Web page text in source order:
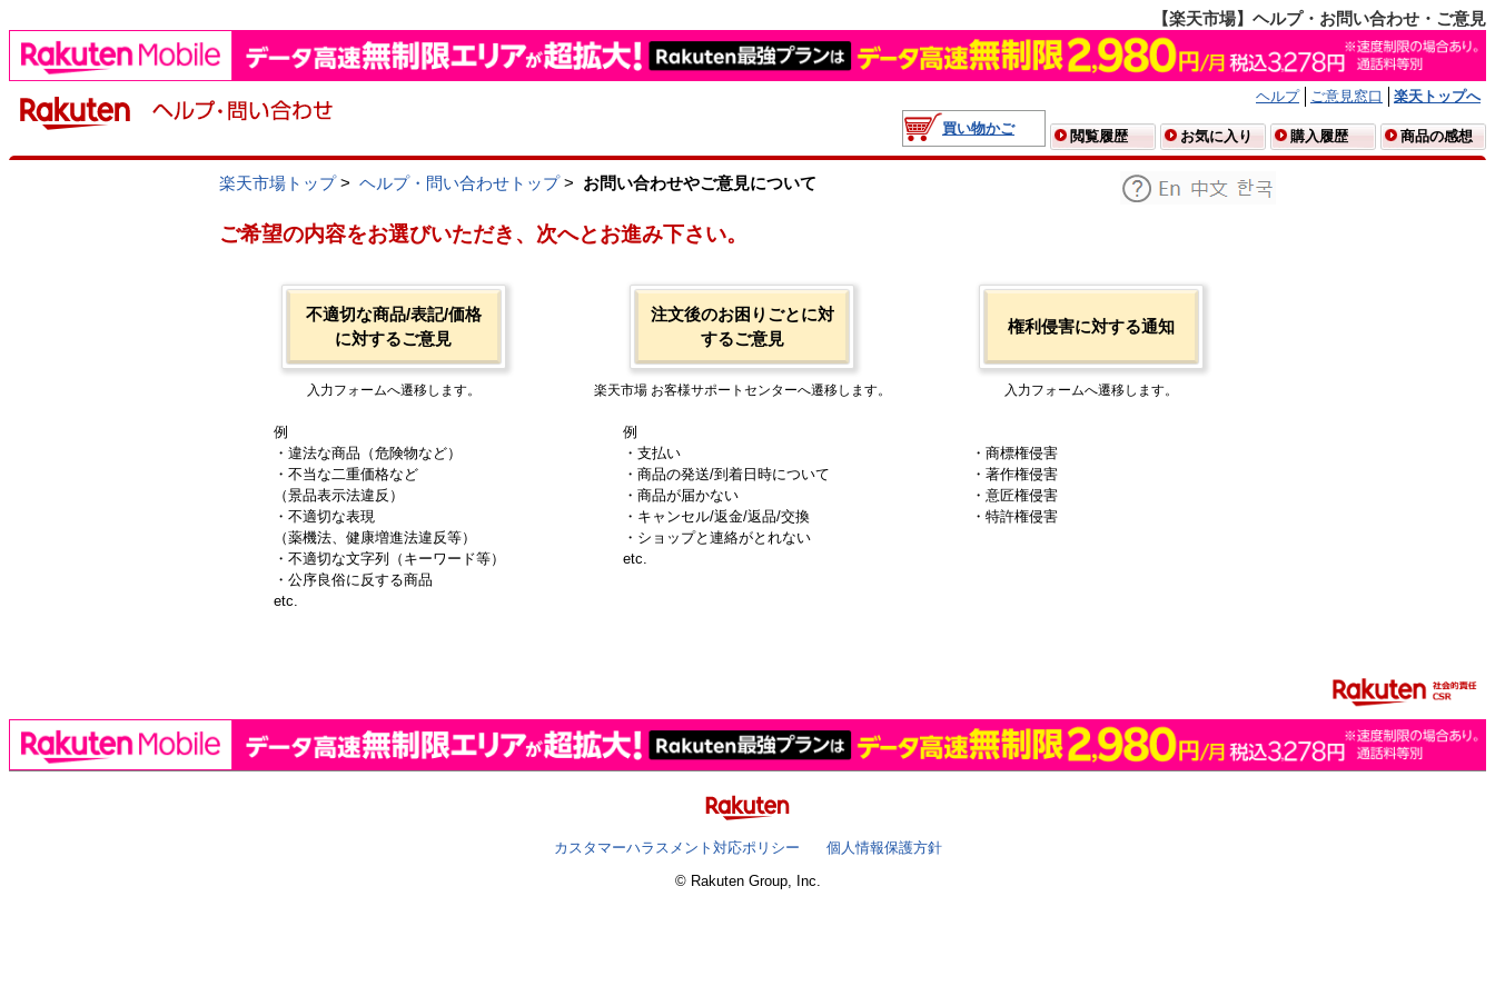
【楽天市場】ヘルプ・お問い合わせ・ご意見
ヘルプ ご意見窓口
楽天トップへ
買い物かご
閲覧履歴 お気に入り 購入履歴 商品の感想
楽天市場トップ> ヘルプ・問い合わせトップ> お問い合わせやご意見について
ご希望の内容をお選びいただき、次へとお進み下さい。
不適切な商品/表記/価格
に対するご意見
入力フォームへ遷移します。
例
・違法な商品（危険物など）
・不当な二重価格など
（景品表示法違反）
・不適切な表現
（薬機法、健康増進法違反等）
・不適切な文字列（キーワード等）
・公序良俗に反する商品
etc.
注文後のお困りごとに対
するご意見
楽天市場 お客様サポートセンターへ遷移します。
例
・支払い
・商品の発送/到着日時について
・商品が届かない
・キャンセル/返金/返品/交換
・ショップと連絡がとれない
etc.
権利侵害に対する通知
入力フォームへ遷移します。
・商標権侵害
・著作権侵害
・意匠権侵害
・特許権侵害
カスタマーハラスメント対応ポリシー
個人情報保護方針
© Rakuten Group, Inc.